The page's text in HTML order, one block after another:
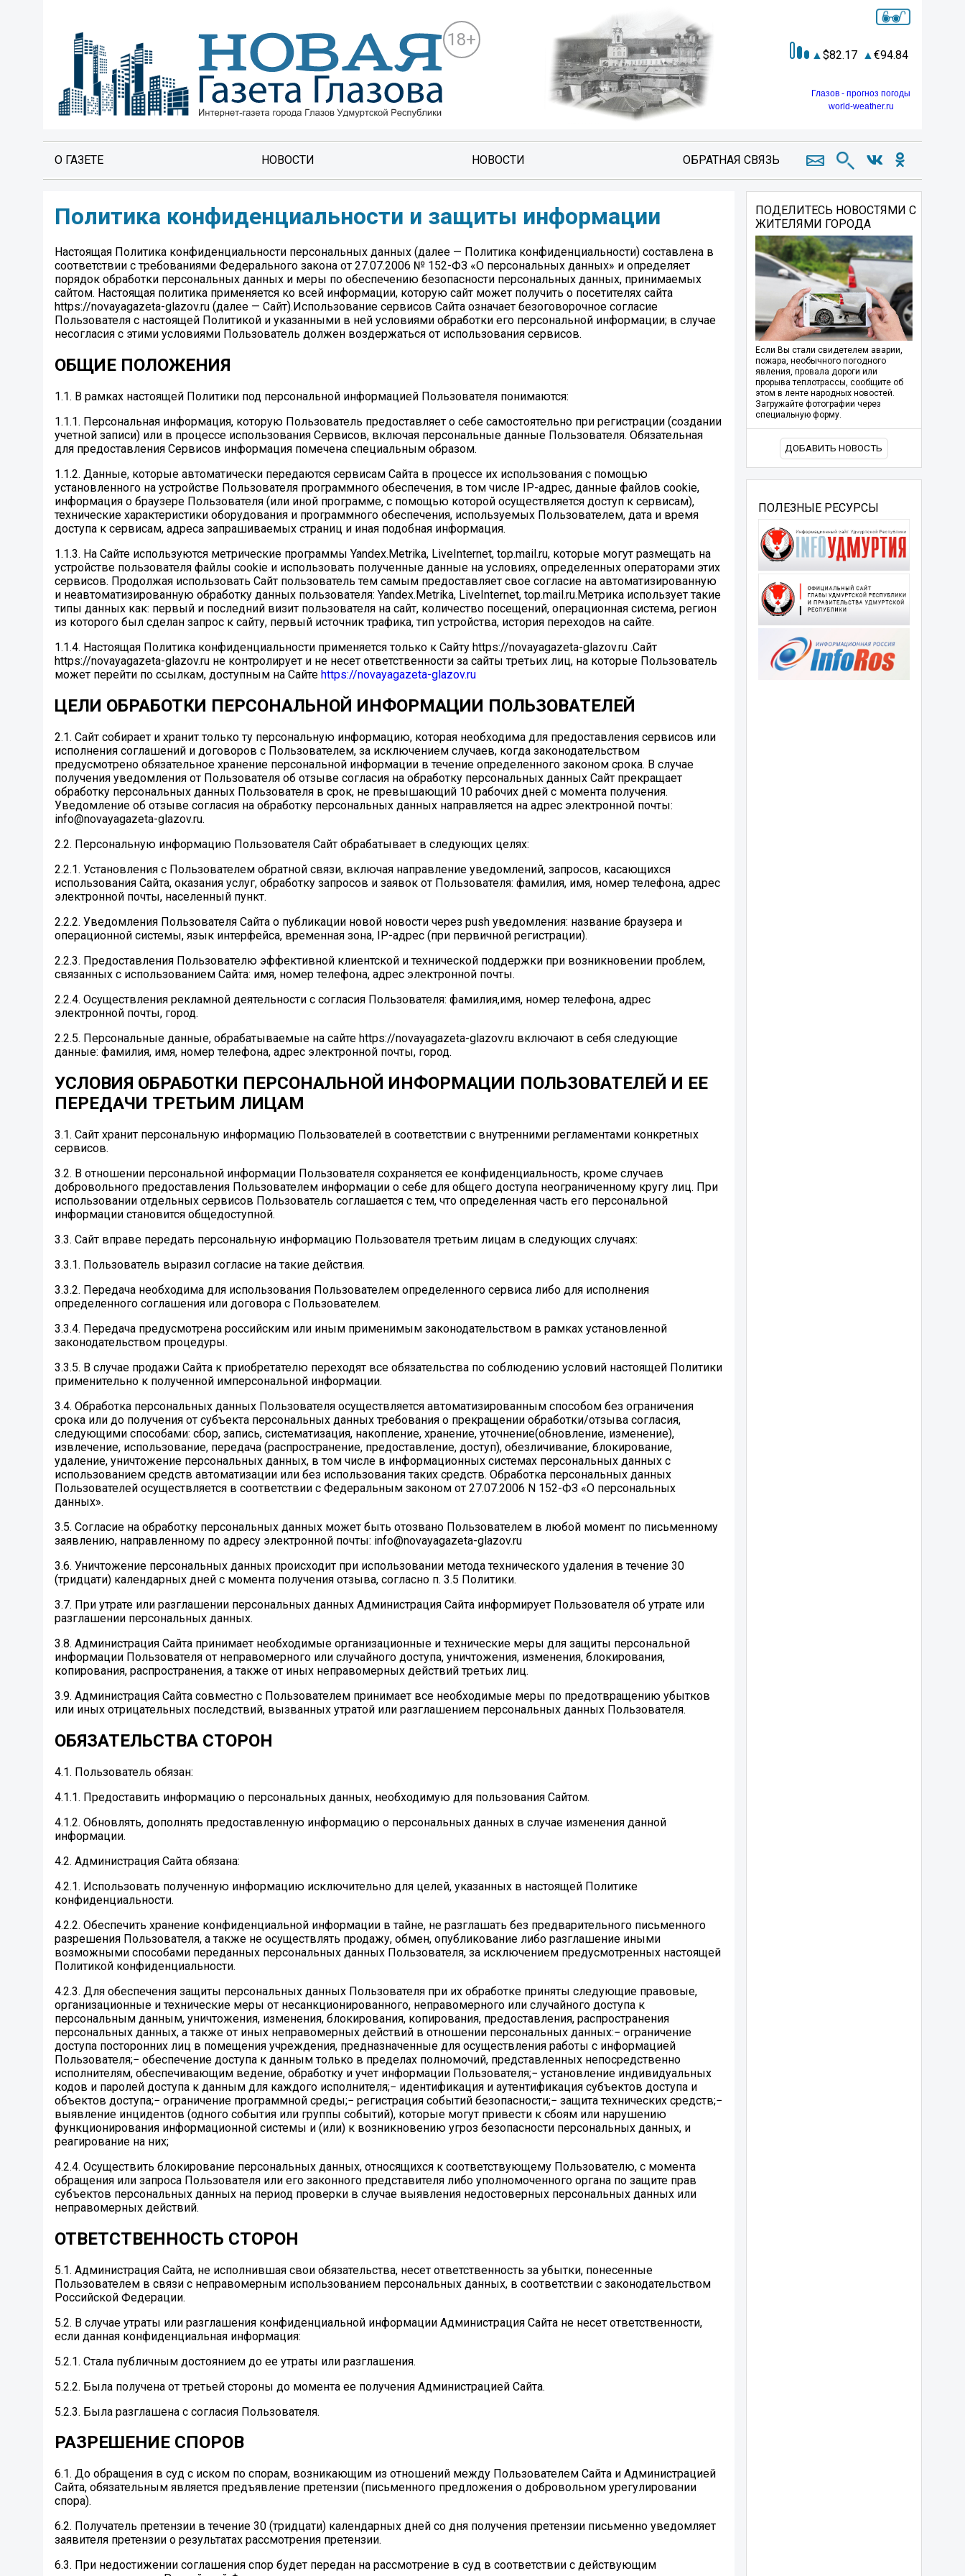
18+
82.17 94.84
Глазов - прогноз погоды
world-weather.ru
О ГАЗЕТЕ НОВОСТИ НОВОСТИ ОБРАТНАЯ СВЯЗЬ
Политика конфиденциальности и защиты информации
Настоящая Политика конфиденциальности персональных данных (далее — Политика конфиденциальности) составлена в
соответствии с требованиями Федерального закона от 27.07.2006 № 152-ФЗ «О персональных данных» и определяет
порядок обработки персональных данных и меры по обеспечению безопасности персональных данных, принимаемых
сайтом. Настоящая политика применяется ко всей информации, которую сайт может получить о посетителях сайта
https://novayagazeta-glazov.ru (далее — Сайт).Использование сервисов Сайта означает безоговорочное согласие
Пользователя с настоящей Политикой и указанными в ней условиями обработки его персональной информации; в случае
несогласия с этими условиями Пользователь должен воздержаться от использования сервисов.
ОБЩИЕ ПОЛОЖЕНИЯ
1.1. В рамках настоящей Политики под персональной информацией Пользователя понимаются:
1.1.1. Персональная информация, которую Пользователь предоставляет о себе самостоятельно при регистрации (создании
учетной записи) или в процессе использования Сервисов, включая персональные данные Пользователя. Обязательная
для предоставления Сервисов информация помечена специальным образом.
1.1.2. Данные, которые автоматически передаются сервисам Сайта в процессе их использования с помощью
установленного на устройстве Пользователя программного обеспечения, в том числе IP-адрес, данные файлов cookie,
информация о браузере Пользователя (или иной программе, с помощью которой осуществляется доступ к сервисам),
технические характеристики оборудования и программного обеспечения, используемых Пользователем, дата и время
доступа к сервисам, адреса запрашиваемых страниц и иная подобная информация.
1.1.3. На Сайте используются метрические программы Yandex.Metrika, LiveInternet, top.mail.ru, которые могут размещать на
устройстве пользователя файлы cookie и использовать полученные данные на условиях, определенных операторами этих
сервисов. Продолжая использовать Сайт пользователь тем самым предоставляет свое согласие на автоматизированную
и неавтоматизированную обработку данных пользователя: Yandex.Metrika, LiveInternet, top.mail.ru.Метрика использует такие
типы данных как: первый и последний визит пользователя на сайт, количество посещений, операционная система, регион
из которого был сделан запрос к сайту, первый источник трафика, тип устройства, история переходов на сайте.
1.1.4. Настоящая Политика конфиденциальности применяется только к Сайту https://novayagazeta-glazov.ru .Сайт
https://novayagazeta-glazov.ru не контролирует и не несет ответственности за сайты третьих лиц, на которые Пользователь
может перейти по ссылкам, доступным на Сайте https://novayagazeta-glazov.ru
ЦЕЛИ ОБРАБОТКИ ПЕРСОНАЛЬНОЙ ИНФОРМАЦИИ ПОЛЬЗОВАТЕЛЕЙ
2.1. Сайт собирает и хранит только ту персональную информацию, которая необходима для предоставления сервисов или
исполнения соглашений и договоров с Пользователем, за исключением случаев, когда законодательством
предусмотрено обязательное хранение персональной информации в течение определенного законом срока. В случае
получения уведомления от Пользователя об отзыве согласия на обработку персональных данных Сайт прекращает
обработку персональных данных Пользователя в срок, не превышающий 10 рабочих дней с момента получения.
Уведомление об отзыве согласия на обработку персональных данных направляется на адрес электронной почты:
info@novayagazeta-glazov.ru.
2.2. Персональную информацию Пользователя Сайт обрабатывает в следующих целях:
2.2.1. Установления с Пользователем обратной связи, включая направление уведомлений, запросов, касающихся
использования Сайта, оказания услуг, обработку запросов и заявок от Пользователя: фамилия, имя, номер телефона, адрес
электронной почты, населенный пункт.
2.2.2. Уведомления Пользователя Сайта о публикации новой новости через push уведомления: название браузера и
операционной системы, язык интерфейса, временная зона, IP-адрес (при первичной регистрации).
2.2.3. Предоставления Пользователю эффективной клиентской и технической поддержки при возникновении проблем,
связанных с использованием Сайта: имя, номер телефона, адрес электронной почты.
2.2.4. Осуществления рекламной деятельности с согласия Пользователя: фамилия,имя, номер телефона, адрес
электронной почты, город.
2.2.5. Персональные данные, обрабатываемые на сайте https://novayagazeta-glazov.ru включают в себя следующие
данные: фамилия, имя, номер телефона, адрес электронной почты, город.
УСЛОВИЯ ОБРАБОТКИ ПЕРСОНАЛЬНОЙ ИНФОРМАЦИИ ПОЛЬЗОВАТЕЛЕЙ И ЕЕ
ПЕРЕДАЧИ ТРЕТЬИМ ЛИЦАМ
3.1. Сайт хранит персональную информацию Пользователей в соответствии с внутренними регламентами конкретных
сервисов.
3.2. В отношении персональной информации Пользователя сохраняется ее конфиденциальность, кроме случаев
добровольного предоставления Пользователем информации о себе для общего доступа неограниченному кругу лиц. При
использовании отдельных сервисов Пользователь соглашается с тем, что определенная часть его персональной
информации становится общедоступной.
3.3. Сайт вправе передать персональную информацию Пользователя третьим лицам в следующих случаях:
3.3.1. Пользователь выразил согласие на такие действия.
3.3.2. Передача необходима для использования Пользователем определенного сервиса либо для исполнения
определенного соглашения или договора с Пользователем.
3.3.4. Передача предусмотрена российским или иным применимым законодательством в рамках установленной
законодательством процедуры.
3.3.5. В случае продажи Сайта к приобретателю переходят все обязательства по соблюдению условий настоящей Политики
применительно к полученной имперсональной информации.
3.4. Обработка персональных данных Пользователя осуществляется автоматизированным способом без ограничения
срока или до получения от субъекта персональных данных требования о прекращении обработки/отзыва согласия,
следующими способами: сбор, запись, систематизация, накопление, хранение, уточнение(обновление, изменение),
извлечение, использование, передача (распространение, предоставление, доступ), обезличивание, блокирование,
удаление, уничтожение персональных данных, в том числе в информационных системах персональных данных с
использованием средств автоматизации или без использования таких средств. Обработка персональных данных
Пользователей осуществляется в соответствии с Федеральным законом от 27.07.2006 N 152-ФЗ «О персональных
данных».
3.5. Согласие на обработку персональных данных может быть отозвано Пользователем в любой момент по письменному
заявлению, направленному по адресу электронной почты: info@novayagazeta-glazov.ru
3.6. Уничтожение персональных данных происходит при использовании метода технического удаления в течение 30
(тридцати) календарных дней с момента получения отзыва, согласно п. 3.5 Политики.
3.7. При утрате или разглашении персональных данных Администрация Сайта информирует Пользователя об утрате или
разглашении персональных данных.
3.8. Администрация Сайта принимает необходимые организационные и технические меры для защиты персональной
информации Пользователя от неправомерного или случайного доступа, уничтожения, изменения, блокирования,
копирования, распространения, а также от иных неправомерных действий третьих лиц.
3.9. Администрация Сайта совместно с Пользователем принимает все необходимые меры по предотвращению убытков
или иных отрицательных последствий, вызванных утратой или разглашением персональных данных Пользователя.
ОБЯЗАТЕЛЬСТВА СТОРОН
4.1. Пользователь обязан:
4.1.1. Предоставить информацию о персональных данных, необходимую для пользования Сайтом.
4.1.2. Обновлять, дополнять предоставленную информацию о персональных данных в случае изменения данной
информации.
4.2. Администрация Сайта обязана:
4.2.1. Использовать полученную информацию исключительно для целей, указанных в настоящей Политике
конфиденциальности.
4.2.2. Обеспечить хранение конфиденциальной информации в тайне, не разглашать без предварительного письменного
разрешения Пользователя, а также не осуществлять продажу, обмен, опубликование либо разглашение иными
возможными способами переданных персональных данных Пользователя, за исключением предусмотренных настоящей
Политикой конфиденциальности.
4.2.3. Для обеспечения защиты персональных данных Пользователя при их обработке приняты следующие правовые,
организационные и технические меры от несанкционированного, неправомерного или случайного доступа к
персональным данным, уничтожения, изменения, блокирования, копирования, предоставления, распространения
персональных данных, а также от иных неправомерных действий в отношении персональных данных:− ограничение
доступа посторонних лиц в помещения учреждения, предназначенные для осуществления работы с информацией
Пользователя;− обеспечение доступа к данным только в пределах полномочий, представленных непосредственно
исполнителям, обеспечивающим ведение, обработку и учет информации Пользователя;− установление индивидуальных
кодов и паролей доступа к данным для каждого исполнителя;− идентификация и аутентификация субъектов доступа и
объектов доступа;− ограничение программной среды;− регистрация событий безопасности;− защита технических средств;−
выявление инцидентов (одного события или группы событий), которые могут привести к сбоям или нарушению
функционирования информационной системы и (или) к возникновению угроз безопасности персональных данных, и
реагирование на них;
4.2.4. Осуществить блокирование персональных данных, относящихся к соответствующему Пользователю, с момента
обращения или запроса Пользователя или его законного представителя либо уполномоченного органа по защите прав
субъектов персональных данных на период проверки в случае выявления недостоверных персональных данных или
неправомерных действий.
ОТВЕТСТВЕННОСТЬ СТОРОН
5.1. Администрация Сайта, не исполнившая свои обязательства, несет ответственность за убытки, понесенные
Пользователем в связи с неправомерным использованием персональных данных, в соответствии с законодательством
Российской Федерации.
5.2. В случае утраты или разглашения конфиденциальной информации Администрация Сайта не несет ответственности,
если данная конфиденциальная информация:
5.2.1. Стала публичным достоянием до ее утраты или разглашения.
5.2.2. Была получена от третьей стороны до момента ее получения Администрацией Сайта.
5.2.3. Была разглашена с согласия Пользователя.
РАЗРЕШЕНИЕ СПОРОВ
6.1. До обращения в суд с иском по спорам, возникающим из отношений между Пользователем Сайта и Администрацией
Сайта, обязательным является предъявление претензии (письменного предложения о добровольном урегулировании
спора).
6.2. Получатель претензии в течение 30 (тридцати) календарных дней со дня получения претензии письменно уведомляет
заявителя претензии о результатах рассмотрения претензии.
6.3. При недостижении соглашения спор будет передан на рассмотрение в суд в соответствии с действующим
ПОДЕЛИТЕСЬ НОВОСТЯМИ С
ЖИТЕЛЯМИ ГОРОДА
Если Вы стали свидетелем аварии,
пожара, необычного погодного
явления, провала дороги или
прорыва теплотрассы, сообщите об
этом в ленте народных новостей.
Загружайте фотографии через
специальную форму.
ДОБАВИТЬ НОВОСТЬ
ПОЛЕЗНЫЕ РЕСУРСЫ